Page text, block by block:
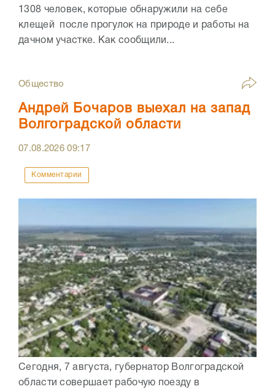
1308 человек, которые обнаружили на себе
клещей после прогулок на природе и работы на
дачном участке. Как сообщили...
Общество
Андрей Бочаров выехал на запад
Волгоградской области
07.08.202609:17
Комментарии
Сегодня, 7 августа, губернатор Волгоградской
области совершает рабочую поезду в